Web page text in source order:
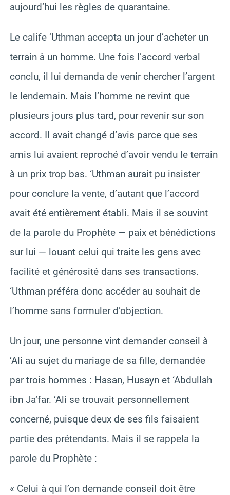
aujourd’hui les règles de quarantaine.
Le calife ‘Uthman accepta un jour d’acheter un
terrain à un homme. Une fois l’accord verbal
conclu, il lui demanda de venir chercher l’argent
le lendemain. Mais l’homme ne revint que
plusieurs jours plus tard, pour revenir sur son
accord. Il avait changé d’avis parce que ses
amis lui avaient reproché d’avoir vendu le terrain
à un prix trop bas. ‘Uthman aurait pu insister
pour conclure la vente, d’autant que l’accord
avait été entièrement établi. Mais il se souvint
de la parole du Prophète — paix et bénédictions
sur lui — louant celui qui traite les gens avec
facilité et générosité dans ses transactions.
‘Uthman préféra donc accéder au souhait de
l’homme sans formuler d’objection.
Un jour, une personne vint demander conseil à
‘Ali au sujet du mariage de sa fille, demandée
par trois hommes : Hasan, Husayn et ‘Abdullah
ibn Ja‘far. ‘Ali se trouvait personnellement
concerné, puisque deux de ses fils faisaient
partie des prétendants. Mais il se rappela la
parole du Prophète :
« Celui à qui l’on demande conseil doit être